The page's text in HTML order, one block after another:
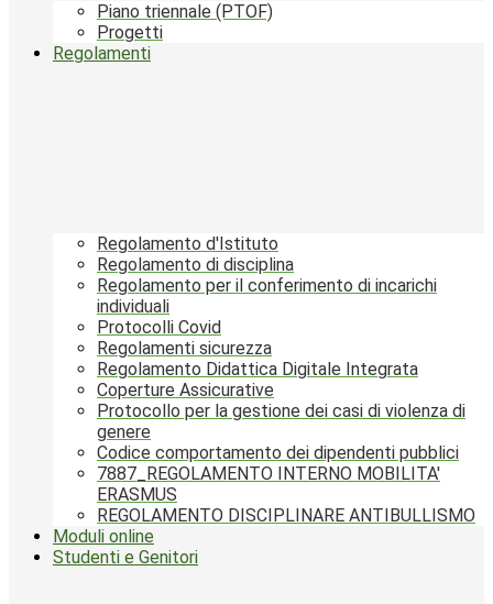
Piano triennale (PTOF)
Progetti
Regolamenti
Regolamento d'Istituto
Regolamento di disciplina
Regolamento per il conferimento di incarichi
individuali
Protocolli Covid
Regolamenti sicurezza
Regolamento Didattica Digitale Integrata
Coperture Assicurative
Protocollo per la gestione dei casi di violenza di
genere
Codice comportamento dei dipendenti pubblici
7887_REGOLAMENTO INTERNO MOBILITA'
ERASMUS
REGOLAMENTO DISCIPLINARE ANTIBULLISMO
Moduli online
Studenti e Genitori